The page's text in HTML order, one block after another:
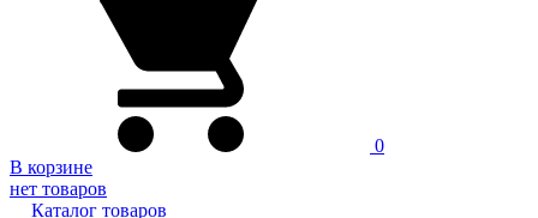
0
В корзине
нет товаров
Каталог товаров